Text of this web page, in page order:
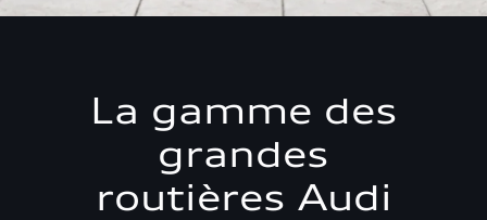
La gamme des
grandes
routières Audi